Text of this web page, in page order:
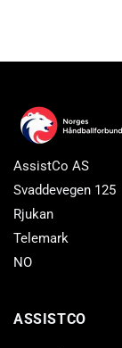
AssistCo AS
Svaddevegen 125
Rjukan
Telemark
NO
ASSISTCO